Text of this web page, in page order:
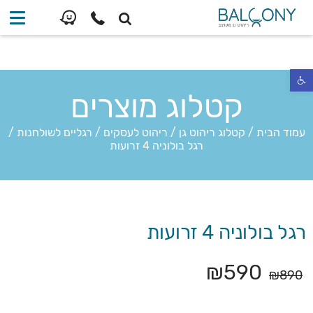
פתח סרגל נגישות
קטלוג מוצרים
עמוד הבית / קטלוג ריהוט גן / ריהוט לעסקים / רגליים לשולחנות /
רגל בולוניה 4 זרועות
רגל בולוניה 4 זרועות
₪890
₪590